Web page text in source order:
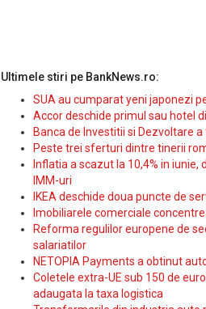
Ultimele stiri pe BankNews.ro:
SUA au cumparat yeni japonezi
Accor deschide primul sau hotel
Banca de Investitii si Dezvoltare
Peste trei sferturi dintre tinerii
Inflatia a scazut la 10,4% in
IMM-uri
IKEA deschide doua puncte de
Imobiliarele comerciale
Reforma regulilor europene de
salariatilor
NETOPIA Payments a obtinut
Coletele extra-UE sub 150 de
adaugata la taxa logistica